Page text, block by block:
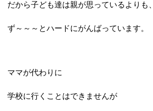
だから子ども達は親が思っているよりも、
ず～～～とハードにがんばっています。
ママが代わりに
学校に行くことはできませんが